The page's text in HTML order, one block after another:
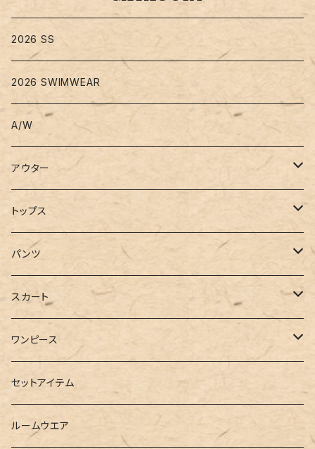
2026 SS
2026 SWIMWEAR
A/W
アウター
コート
ジャケット
ブルゾン
ロングシャツ
ダウンジャケット
ベスト
トップス
Tシャツ
カットソー
半袖
スウェット・パーカー
ニット
シャツ
パンツ
デニム
スキニー
ショートパンツ
ハーフパンツ
スカート
ロング
ミニ
その他
ワンピース
シャツワンピース
スウェットワンピース
セットアイテム
ルームウエア